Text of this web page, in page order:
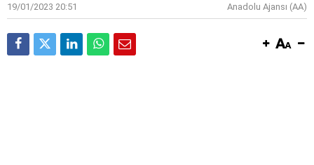
19/01/2023 20:51 Anadolu Ajansı (AA)